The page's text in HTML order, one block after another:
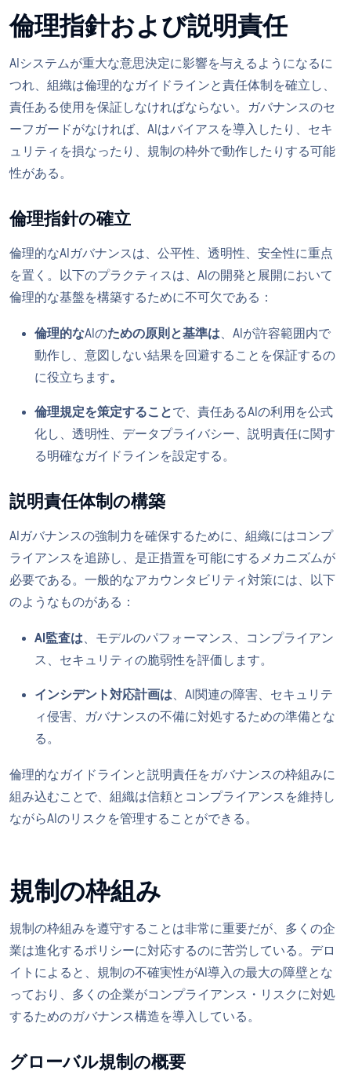
倫理指針および説明責任
AIシステムが重大な意思決定に影響を与えるようになるに
つれ、組織は倫理的なガイドラインと責任体制を確立し、
責任ある使用を保証しなければならない。ガバナンスのセ
ーフガードがなければ、AIはバイアスを導入したり、セキ
ュリティを損なったり、規制の枠外で動作したりする可能
性がある。
倫理指針の確立
倫理的なAIガバナンスは、公平性、透明性、安全性に重点
を置く。以下のプラクティスは、AIの開発と展開において
倫理的な基盤を構築するために不可欠である：
倫理的なAIのための原則と基準は、AIが許容範囲内で
動作し、意図しない結果を回避することを保証するの
に役立ちます。
倫理規定を策定することで、責任あるAIの利用を公式
化し、透明性、データプライバシー、説明責任に関す
る明確なガイドラインを設定する。
説明責任体制の構築
AIガバナンスの強制力を確保するために、組織にはコンプ
ライアンスを追跡し、是正措置を可能にするメカニズムが
必要である。一般的なアカウンタビリティ対策には、以下
のようなものがある：
AI監査は、モデルのパフォーマンス、コンプライアン
ス、セキュリティの脆弱性を評価します。
インシデント対応計画は、AI関連の障害、セキュリテ
ィ侵害、ガバナンスの不備に対処するための準備とな
る。
倫理的なガイドラインと説明責任をガバナンスの枠組みに
組み込むことで、組織は信頼とコンプライアンスを維持し
ながらAIのリスクを管理することができる。
規制の枠組み
規制の枠組みを遵守することは非常に重要だが、多くの企
業は進化するポリシーに対応するのに苦労している。デロ
イトによると、規制の不確実性がAI導入の最大の障壁とな
っており、多くの企業がコンプライアンス・リスクに対処
するためのガバナンス構造を導入している。
グローバル規制の概要